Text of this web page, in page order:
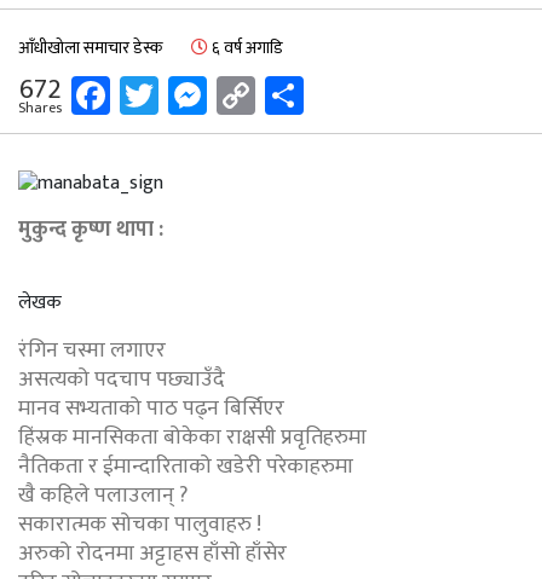
आँधीखोला समाचार डेस्क ६ वर्ष अगाडि
672
Shares Facebook
Twitter
Messenger
Copy
Link
मुकुन्द कृष्ण थापा :
लेखक
रंगिन चस्मा लगाएर
असत्यको पदचाप पछ्याउँदै
मानव सभ्यताको पाठ पढ्न बिर्सिएर
हिंस्रक मानसिकता बोकेका राक्षसी प्रवृतिहरुमा
नैतिकता र ईमान्दारिताको खडेरी परेकाहरुमा
खै कहिले पलाउलान् ?
सकारात्मक सोचका पालुवाहरु !
अरुको रोदनमा अट्टाहस हाँसो हाँसेर